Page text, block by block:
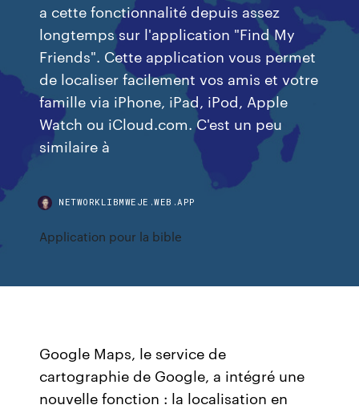
a cette fonctionnalité depuis assez
longtemps sur l'application "Find My
Friends". Cette application vous permet
de localiser facilement vos amis et votre
famille via iPhone, iPad, iPod, Apple
Watch ou iCloud.com. C'est un peu
similaire à
NETWORKLIBMWEJE.WEB.APP
Application pour la bible
Google Maps, le service de
cartographie de Google, a intégré une
nouvelle fonction : la localisation en